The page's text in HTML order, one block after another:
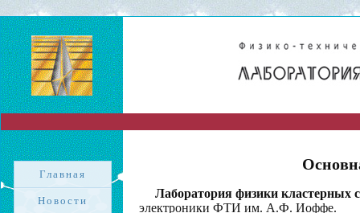
Главная
Новости
Лаборатория физики кластерных
электроники ФТИ им. А.Ф. Иоффе.